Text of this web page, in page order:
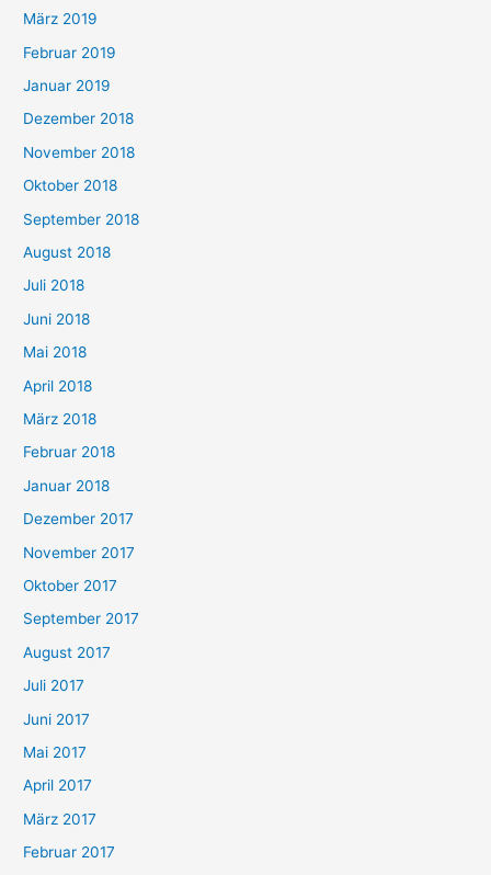
März 2019
Februar 2019
Januar 2019
Dezember 2018
November 2018
Oktober 2018
September 2018
August 2018
Juli 2018
Juni 2018
Mai 2018
April 2018
März 2018
Februar 2018
Januar 2018
Dezember 2017
November 2017
Oktober 2017
September 2017
August 2017
Juli 2017
Juni 2017
Mai 2017
April 2017
März 2017
Februar 2017